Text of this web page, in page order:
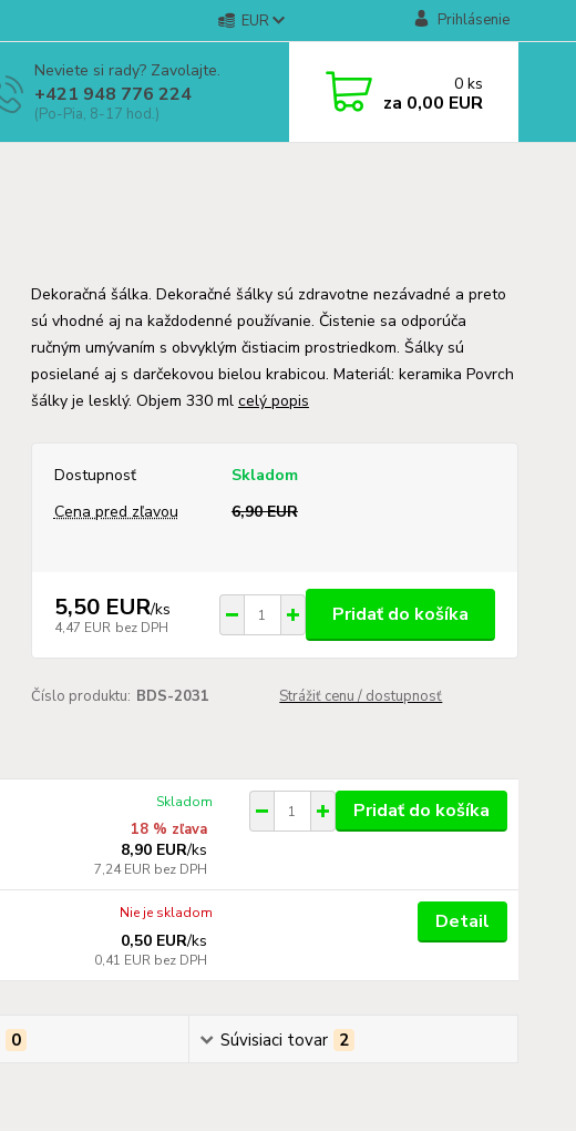
EUR Prihlásenie
Neviete si rady? Zavolajte.
+421 948 776 224
(Po-Pia, 8-17 hod.)
0 ks
za 0,00 EUR
Dekoračná šálka. Dekoračné šálky sú zdravotne nezávadné a preto
sú vhodné aj na každodenné používanie. Čistenie sa odporúča
ručným umývaním s obvyklým čistiacim prostriedkom. Šálky sú
posielané aj s darčekovou bielou krabicou. Materiál: keramika Povrch
šálky je lesklý. Objem 330 ml celý popis
Dostupnosť
Skladom
Cena pred zľavou
6,90 EUR
5,50 EUR/ks
4,47 EUR bez DPH
Pridať do košíka
Číslo produktu: BDS-2031 Strážiť cenu / dostupnosť
18 % zľava
8,90 EUR/ks
7,24 EUR bez DPH
Skladom Pridať do košíka
0,50 EUR/ks
0,41 EUR bez DPH
Nie je skladom Detail
0 Súvisiaci tovar 2